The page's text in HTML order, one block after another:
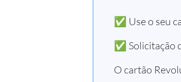
✅ Use o seu
✅ Solicitação
O cartão